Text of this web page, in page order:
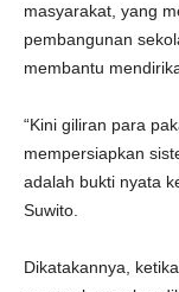
masyarakat, yang
pembangunan
membantu
“Kini giliran para
mempersiapkan
adalah bukti nyata
Suwito.
Dikatakannya,